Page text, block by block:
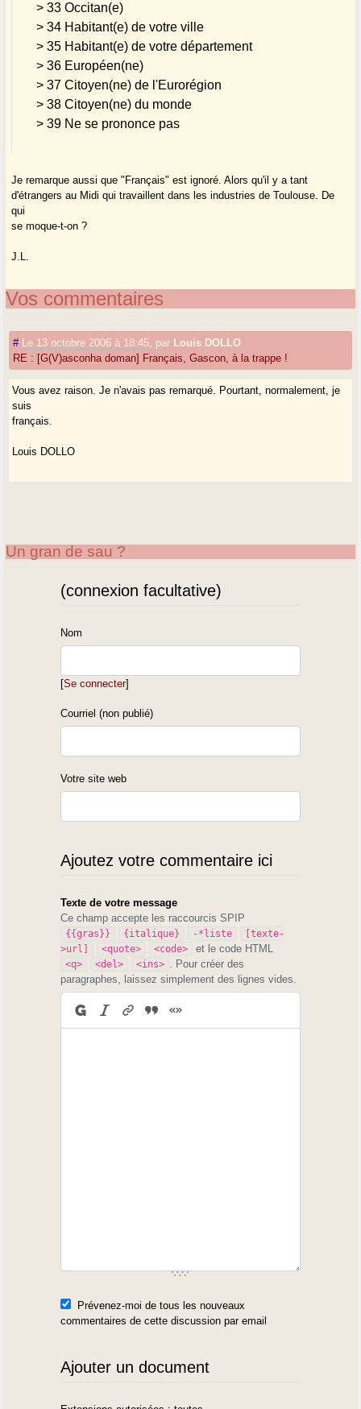
> 33 Occitan(e)
> 34 Habitant(e) de votre ville
> 35 Habitant(e) de votre département
> 36 Européen(ne)
> 37 Citoyen(ne) de l'Eurorégion
> 38 Citoyen(ne) du monde
> 39 Ne se prononce pas
Je remarque aussi que "Français" est ignoré. Alors qu'il y a tant
d'étrangers au Midi qui travaillent dans les industries de Toulouse. De
qui
se moque-t-on ?
J.L.
Vos commentaires
# Le 13 octobre 2006 à 18:45 par Louis DOLLO
RE : [G(V)asconha doman] Français, Gascon, à la trappe !
Vous avez raison. Je n'avais pas remarqué. Pourtant, normalement, je
suis
français.
Louis DOLLO
Un gran de sau ?
(connexion facultative)
Nom
[Se connecter]
Courriel (non publié)
Votre site web
Ajoutez votre commentaire ici
Texte de votre message
Ce champ accepte les raccourcis SPIP
{{gras}} {italique} -*liste
[texte-
>url]
<quote> <code> et le code HTML
<q> <del> <ins>
. Pour créer des
paragraphes, laissez simplement des lignes vides.
Prévenez-moi de tous les nouveaux
commentaires de cette discussion par email
Ajouter un document